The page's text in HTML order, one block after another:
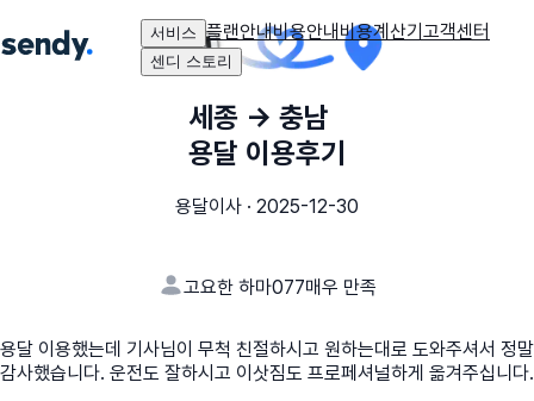
서비스 플랜안내비용안내비용계산기고객센터
센디 스토리
세종 → 충남
용달 이용후기
용달이사 · 2025-12-30
고요한 하마077매우 만족
용달 이용했는데 기사님이 무척 친절하시고 원하는대로 도와주셔서 정말
감사했습니다. 운전도 잘하시고 이삿짐도 프로페셔널하게 옮겨주십니다.